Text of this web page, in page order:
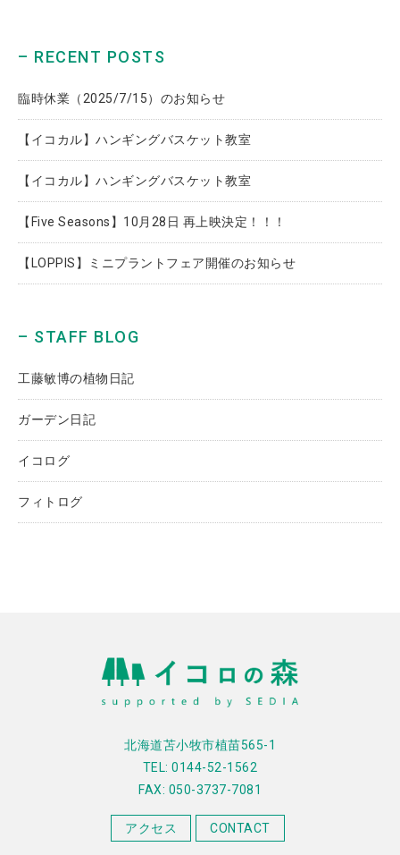
– RECENT POSTS
臨時休業（2025/7/15）のお知らせ
【イコカル】ハンギングバスケット教室
【イコカル】ハンギングバスケット教室
【Five Seasons】10月28日 再上映決定！！！
【LOPPIS】ミニプラントフェア開催のお知らせ
– STAFF BLOG
工藤敏博の植物日記
ガーデン日記
イコログ
フィトログ
北海道苫小牧市植苗565-1
TEL: 0144-52-1562
FAX: 050-3737-7081
アクセス CONTACT